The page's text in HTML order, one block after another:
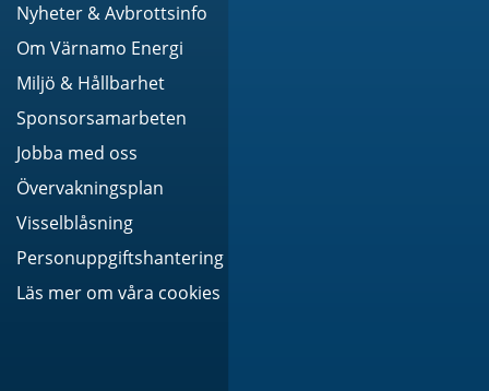
Nyheter & Avbrottsinfo
Om Värnamo Energi
Miljö & Hållbarhet
Sponsorsamarbeten
Jobba med oss
Övervakningsplan
Visselblåsning
Personuppgiftshantering
Läs mer om våra cookies